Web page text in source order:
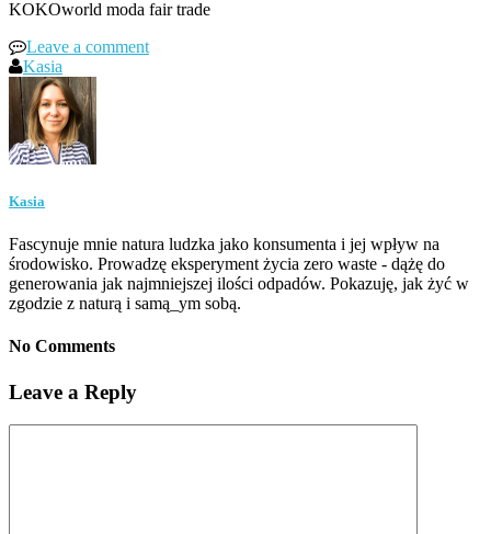
KOKOworld moda fair trade
Leave a comment
Kasia
Kasia
Fascynuje mnie natura ludzka jako konsumenta i jej wpływ na
środowisko. Prowadzę eksperyment życia zero waste - dążę do
generowania jak najmniejszej ilości odpadów. Pokazuję, jak żyć w
zgodzie z naturą i samą_ym sobą.
No Comments
Leave a Reply